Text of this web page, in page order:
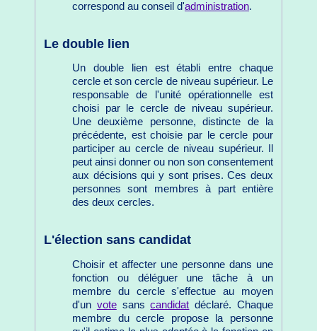
correspond au conseil d'administration.
Le double lien
Un double lien est établi entre chaque
cercle et son cercle de niveau supérieur. Le
responsable de l'unité opérationnelle est
choisi par le cercle de niveau supérieur.
Une deuxième personne, distincte de la
précédente, est choisie par le cercle pour
participer au cercle de niveau supérieur. Il
peut ainsi donner ou non son consentement
aux décisions qui y sont prises. Ces deux
personnes sont membres à part entière
des deux cercles.
L'élection sans candidat
Choisir et affecter une personne dans une
fonction ou déléguer une tâche à un
membre du cercle s'effectue au moyen
d'un votesanscandidat déclaré. Chaque
membre du cercle propose la personne